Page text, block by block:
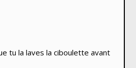
tu la laves la ciboulette avant